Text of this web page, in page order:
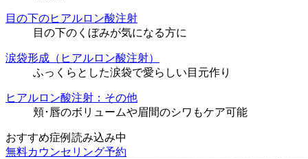
目の下のヒアルロン酸注射
目の下のくぼみが気になる方に
涙袋形成（ヒアルロン酸注射）
ふっくらとした涙袋で愛らしい目元作り
ヒアルロン酸注射：その他
頬･唇のボリュームや眉間のシワもケア可能
おすすめ症例読み込み中
無料カウンセリング予約